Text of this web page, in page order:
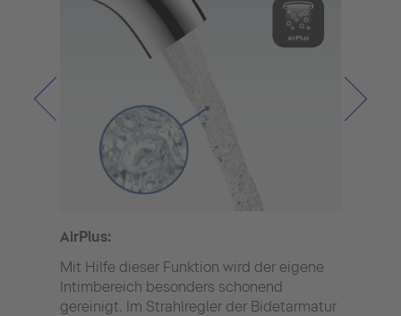
AirPlus:
Mit Hilfe dieser Funktion wird der eigene
Intimbereich besonders schonend
gereinigt. Im Strahlregler der Bidetarmatur